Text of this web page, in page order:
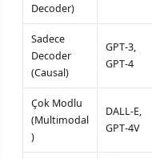
Decoder)
Sadece
Decoder
(Causal)
GPT-3,
GPT-4
Çok Modlu
(Multimodal
)
DALL-E,
GPT-4V